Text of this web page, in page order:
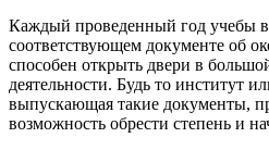
Каждый проведенный год учебы в
соответствующем документе об
способен открыть двери в
деятельности. Будь то институт
выпускающая такие документы,
возможность обрести степень и